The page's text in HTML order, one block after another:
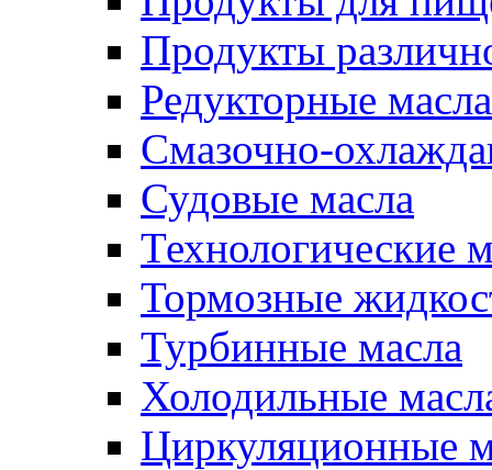
Продукты
Редукторные масла
Смазочно-
Судовые масла
Технологические
Тормозные
Турбинные масла
Холодильные
Циркуляционные